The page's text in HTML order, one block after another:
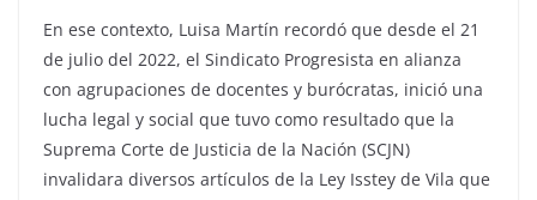
En ese contexto, Luisa Martín recordó que desde el 21
de julio del 2022, el Sindicato Progresista en alianza
con agrupaciones de docentes y burócratas, inició una
lucha legal y social que tuvo como resultado que la
Suprema Corte de Justicia de la Nación (SCJN)
invalidara diversos artículos de la Ley Isstey de Vila que